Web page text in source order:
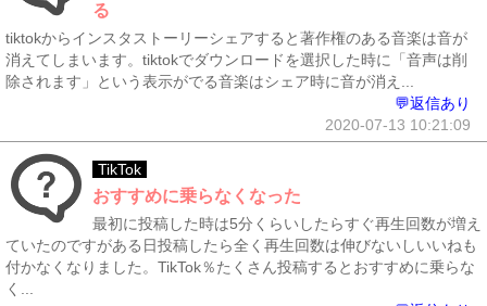
る
tiktokからインスタストーリーシェアすると著作権のある音楽は音が
消えてしまいます。tiktokでダウンロードを選択した時に「音声は削
除されます」という表示がでる音楽はシェア時に音が消え...
💬返信あり
2020-07-13 10:21:09
TikTok
おすすめに乗らなくなった
最初に投稿した時は5分くらいしたらすぐ再生回数が増え
ていたのですがある日投稿したら全く再生回数は伸びないしいいねも
付かなくなりました。TikTok％たくさん投稿するとおすすめに乗らな
く...